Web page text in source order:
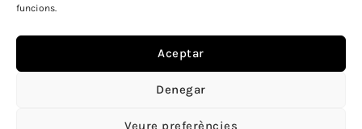
funcions.
Aceptar
Denegar
Veure preferències
CATALÀ /ESPANYOL /ANGLÈS